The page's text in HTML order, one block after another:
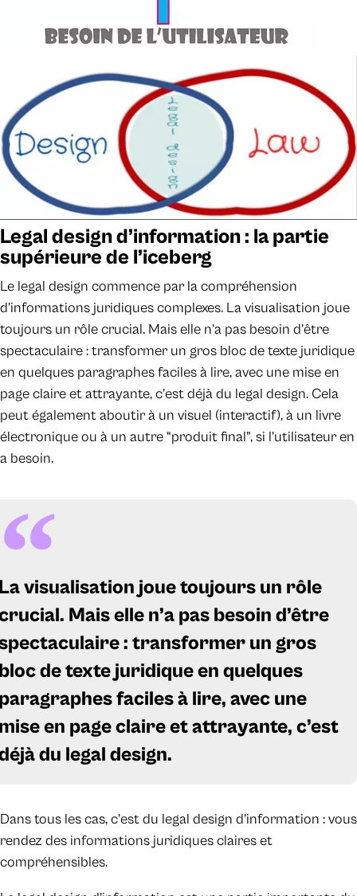
Legal design d’information : la partie
supérieure de l’iceberg
Le legal design commence par la compréhension
d’informations juridiques complexes. La visualisation joue
toujours un rôle crucial. Mais elle n’a pas besoin d’être
spectaculaire : transformer un gros bloc de texte juridique
en quelques paragraphes faciles à lire, avec une mise en
page claire et attrayante, c’est déjà du legal design. Cela
peut également aboutir à un visuel (interactif), à un livre
électronique ou à un autre “produit final”, si l’utilisateur en
a besoin.
visualisation joue toujours un rôle
Mais elle n’a pas besoin d’être
: transformer un gros
de texte juridique en quelques
faciles à lire, avec une
en page claire et attrayante, c’est
du legal design.
Dans tous les cas, c’est du legal design d’information : vous
rendez des informations juridiques claires et
compréhensibles.